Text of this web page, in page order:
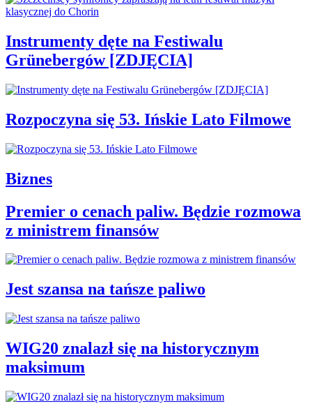
Instrumenty dęte na Festiwalu
Grünebergów [ZDJĘCIA]
Rozpoczyna się 53. Ińskie Lato Filmowe
Biznes
Premier o cenach paliw. Będzie rozmowa
z ministrem finansów
Jest szansa na tańsze paliwo
WIG20 znalazł się na historycznym
maksimum